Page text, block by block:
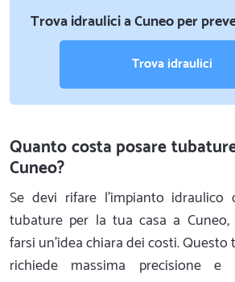
Trova idraulici a Cuneo per
Trova idraulici
Quanto costa posare
Cuneo?
Se devi rifare l'impianto idraulico
tubature per la tua casa a
farsi un'idea chiara dei costi.
richiede massima precisione e